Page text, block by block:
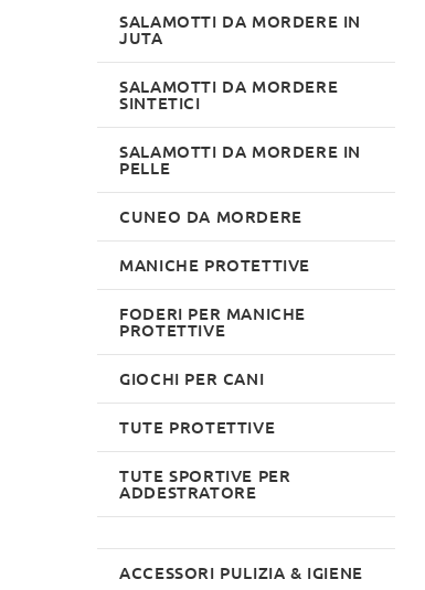
SALAMOTTI DA MORDERE IN
JUTA
SALAMOTTI DA MORDERE
SINTETICI
SALAMOTTI DA MORDERE IN
PELLE
CUNEO DA MORDERE
MANICHE PROTETTIVE
FODERI PER MANICHE
PROTETTIVE
GIOCHI PER CANI
TUTE PROTETTIVE
TUTE SPORTIVE PER
ADDESTRATORE
ACCESSORI PULIZIA & IGIENE